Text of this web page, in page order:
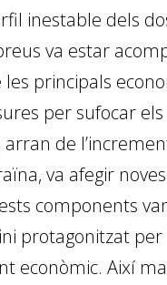
inestable dels
va estar
principals
per sufocar
de
va afegir
components
protagonitzat per
econòmic. Així